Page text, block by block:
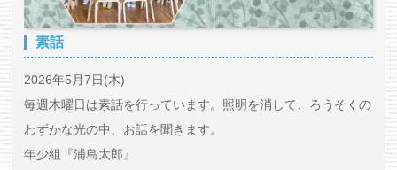
素話
2026年5月7日(木)
毎週木曜日は素話を行っています。照明を消して、ろうそくの
わずかな光の中、お話を聞きます。
年少組『浦島太郎』